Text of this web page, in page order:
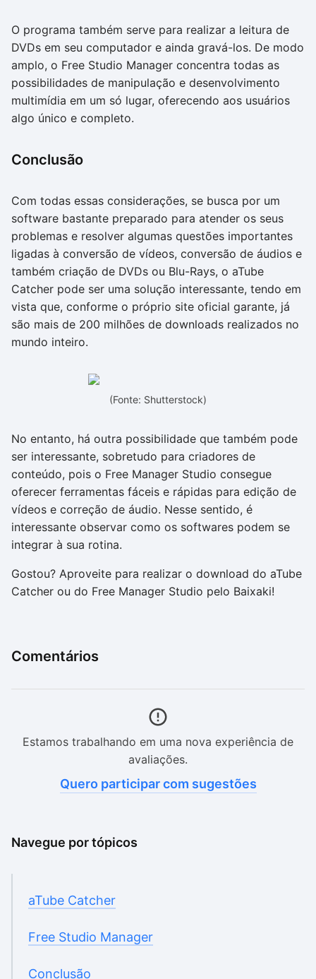
O programa também serve para realizar a leitura de
DVDs em seu computador e ainda gravá-los. De modo
amplo, o Free Studio Manager concentra todas as
possibilidades de manipulação e desenvolvimento
multimídia em um só lugar, oferecendo aos usuários
algo único e completo.
Conclusão
Com todas essas considerações, se busca por um
software bastante preparado para atender os seus
problemas e resolver algumas questões importantes
ligadas à conversão de vídeos, conversão de áudios e
também criação de DVDs ou Blu-Rays, o aTube
Catcher pode ser uma solução interessante, tendo em
vista que, conforme o próprio site oficial garante, já
são mais de 200 milhões de downloads realizados no
mundo inteiro.
(Fonte: Shutterstock)
No entanto, há outra possibilidade que também pode
ser interessante, sobretudo para criadores de
conteúdo, pois o Free Manager Studio consegue
oferecer ferramentas fáceis e rápidas para edição de
vídeos e correção de áudio. Nesse sentido, é
interessante observar como os softwares podem se
integrar à sua rotina.
Gostou? Aproveite para realizar o download do aTube
Catcher ou do Free Manager Studio pelo Baixaki!
Comentários
Estamos trabalhando em uma nova experiência de
avaliações.
Quero participar com sugestões
Navegue por tópicos
aTube Catcher
Free Studio Manager
Conclusão